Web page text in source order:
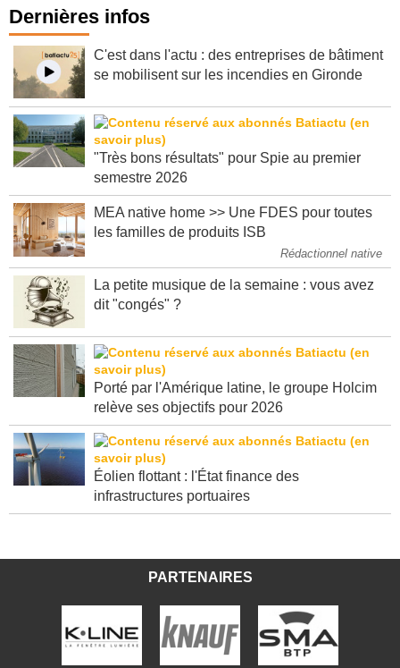
Dernières infos
C'est dans l'actu : des entreprises de bâtiment
se mobilisent sur les incendies en Gironde
"Très bons résultats" pour Spie au premier
semestre 2026
MEA native home >> Une FDES pour toutes
les familles de produits ISB
Rédactionnel native
La petite musique de la semaine : vous avez
dit "congés" ?
Porté par l'Amérique latine, le groupe Holcim
relève ses objectifs pour 2026
Éolien flottant : l'État finance des
infrastructures portuaires
PARTENAIRES